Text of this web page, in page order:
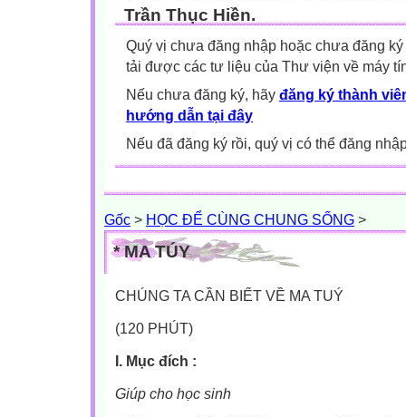
Trần Thục Hiền.
Quý vị chưa đăng nhập hoặc chưa đăng
tải được các tư liệu của Thư viện về máy
Nếu chưa đăng ký, hãy đăng ký thành
hướng dẫn tại đây
Nếu đã đăng ký rồi, quý vị có thể đăng
Gốc > HỌC ĐỂ CÙNG CHUNG SỐNG >
* MA TÚY
CHÚNG TA CẦN BIẾT VỀ MA TUÝ
(120 PHÚT)
I. Mục đích :
Giúp cho học sinh